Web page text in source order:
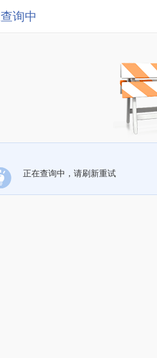
询中
正在查询中，请刷新重试